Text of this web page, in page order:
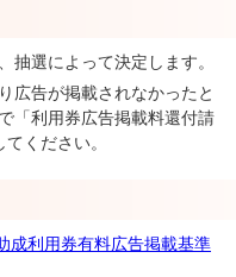
抽選によって決定します。
広告が掲載されなかったと
「利用券広告掲載料還付請
ください。
成利用券有料広告掲載基準